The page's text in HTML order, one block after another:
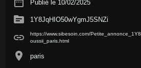
Publié le 10/02/2025
source 1Y8JqHIO50wYgmJ5SNZi
link
https://www.sibesoin.com/
oussii_paris.html
location_on paris